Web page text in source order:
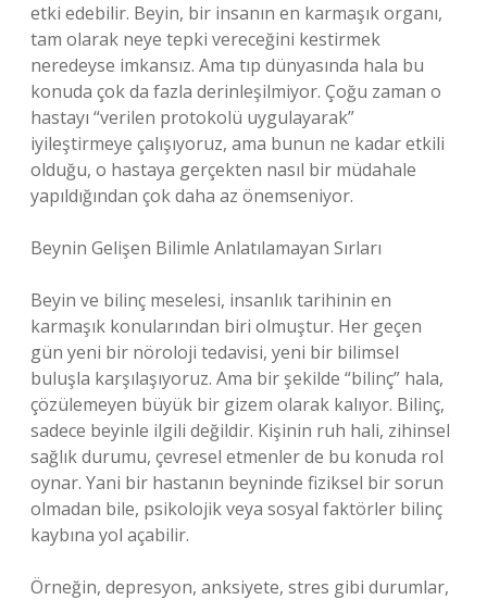
etki edebilir. Beyin, bir insanın en karmaşık organı,
tam olarak neye tepki vereceğini kestirmek
neredeyse imkansız. Ama tıp dünyasında hala bu
konuda çok da fazla derinleşilmiyor. Çoğu zaman o
hastayı “verilen protokolü uygulayarak”
iyileştirmeye çalışıyoruz, ama bunun ne kadar etkili
olduğu, o hastaya gerçekten nasıl bir müdahale
yapıldığından çok daha az önemseniyor.
Beynin Gelişen Bilimle Anlatılamayan Sırları
Beyin ve bilinç meselesi, insanlık tarihinin en
karmaşık konularından biri olmuştur. Her geçen
gün yeni bir nöroloji tedavisi, yeni bir bilimsel
buluşla karşılaşıyoruz. Ama bir şekilde “bilinç” hala,
çözülemeyen büyük bir gizem olarak kalıyor. Bilinç,
sadece beyinle ilgili değildir. Kişinin ruh hali, zihinsel
sağlık durumu, çevresel etmenler de bu konuda rol
oynar. Yani bir hastanın beyninde fiziksel bir sorun
olmadan bile, psikolojik veya sosyal faktörler bilinç
kaybına yol açabilir.
Örneğin, depresyon, anksiyete, stres gibi durumlar,